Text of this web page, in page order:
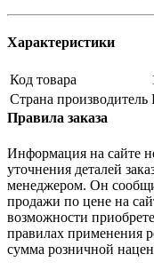
Характеристики
Код товара
Страна производитель
Правила заказа
Информация на сайте
уточнения деталей
менеджером. Он
продажи по цене на
возможности
правилах применения
сумма розничной